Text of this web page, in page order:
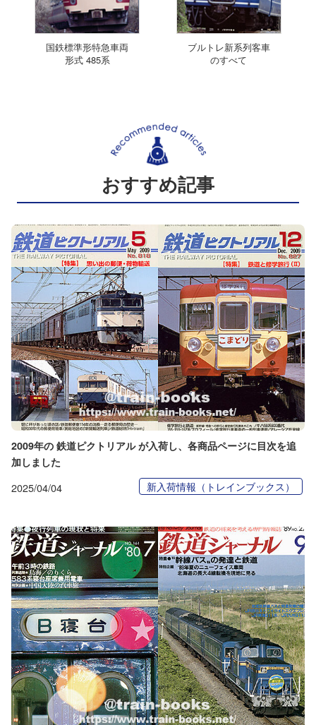
国鉄標準形特急車両
形式 485系
ブルトレ新系列客車
のすべて
おすすめ記事
2009年の 鉄道ピクトリアル が入荷し、各商品ページに目次を追
加しました
2025/04/04 新入荷情報（トレインブックス）